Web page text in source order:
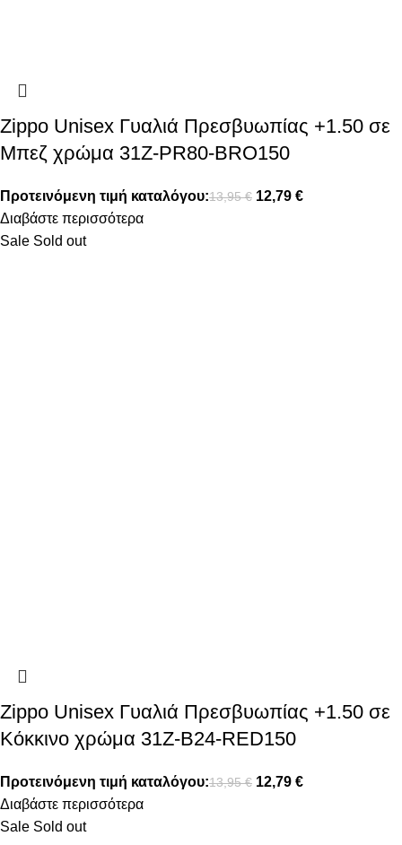
Zippo Unisex Γυαλιά Πρεσβυωπίας +1.50 σε
Μπεζ χρώμα 31Z-PR80-BRO150
Προτεινόμενη τιμή καταλόγου:13,95€ 12,79 €
Διαβάστε περισσότερα
Sale Sold out
Zippo Unisex Γυαλιά Πρεσβυωπίας +1.50 σε
Κόκκινο χρώμα 31Z-B24-RED150
Προτεινόμενη τιμή καταλόγου:13,95€ 12,79 €
Διαβάστε περισσότερα
Sale Sold out